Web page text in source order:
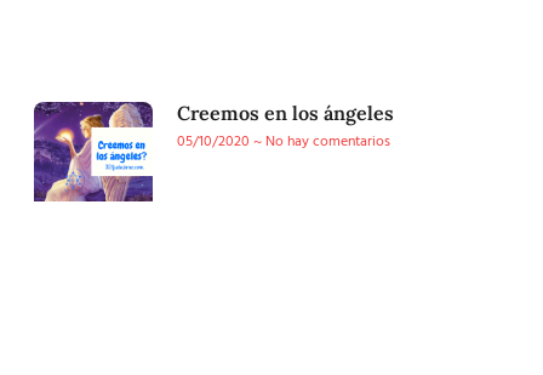
Creemos en los ángeles
05/10/2020
No hay comentarios